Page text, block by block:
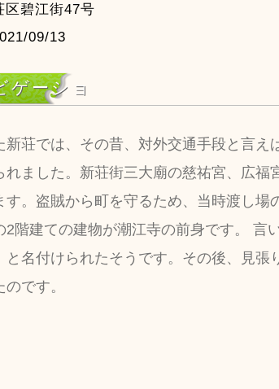
区碧江街47号
09/13
ゲーショ
新荘では、その昔、対外交通手段と言
れました。新荘街三大廟の慈祐宮、広
す。盗賊から町を守るため、当時渡し
2階建ての建物が潮江寺の前身です。
と名付けられたそうです。その後、見
です。